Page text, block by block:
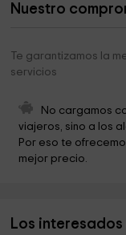
Casa Irla - Fundació
Masia Bas
St. Feliu
Parròquia Mare de
Ayuntamiento Castell
Museu Rat Penat de
Nuestro
Te garantizamos la
servicios
No cargamos
viajeros, sino a los
Por eso te
mejor precio.
Los interesados